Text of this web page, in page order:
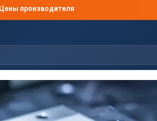
Цены производителя